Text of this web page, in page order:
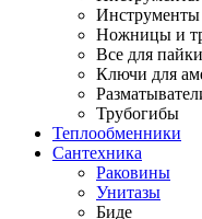
Инструменты
Ножницы и
Все для
Ключи для
Трубогибы
Теплообменники
Сантехника
Раковины
Унитазы
Биде